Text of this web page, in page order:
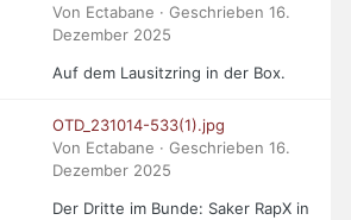
Von Ectabane · Geschrieben 16.
Dezember 2025
Auf dem Lausitzring in der Box.
OTD_231014-533(1).jpg
Von Ectabane · Geschrieben 16.
Dezember 2025
Der Dritte im Bunde: Saker RapX in